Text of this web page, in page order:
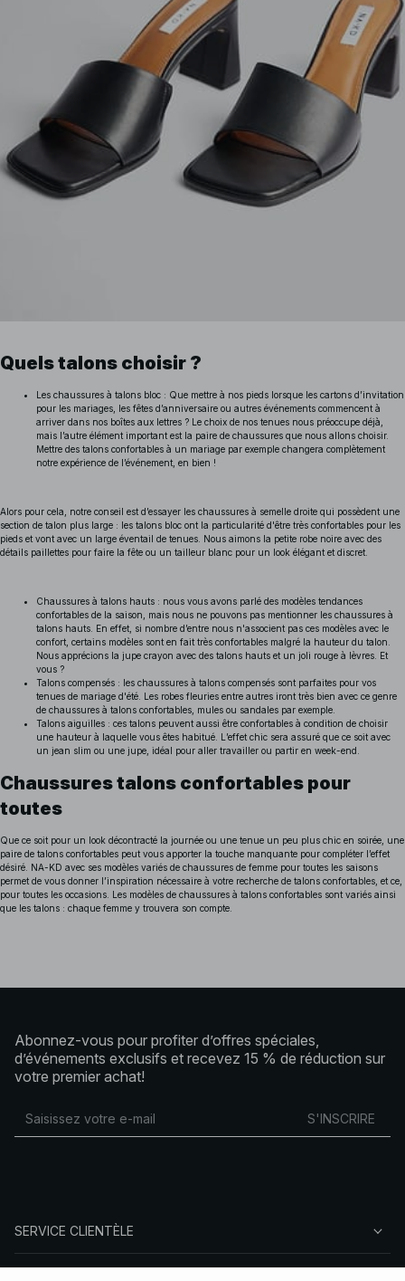
Quels talons choisir ?
Les chaussures à talons bloc : Que mettre à nos pieds lorsque les cartons d’invitation
pour les mariages, les fêtes d’anniversaire ou autres événements commencent à
arriver dans nos boîtes aux lettres ? Le choix de nos tenues nous préoccupe déjà,
mais l’autre élément important est la paire de chaussures que nous allons choisir.
Mettre des talons confortables à un mariage par exemple changera complètement
notre expérience de l’événement, en bien !
Alors pour cela, notre conseil est d’essayer les chaussures à semelle droite qui possèdent une
section de talon plus large : les talons bloc ont la particularité d'être très confortables pour les
pieds et vont avec un large éventail de tenues. Nous aimons la petite robe noire avec des
détails paillettes pour faire la fête ou un tailleur blanc pour un look élégant et discret.
Chaussures à talons hauts : nous vous avons parlé des modèles tendances
confortables de la saison, mais nous ne pouvons pas mentionner les chaussures à
talons hauts. En effet, si nombre d’entre nous n'associent pas ces modèles avec le
confort, certains modèles sont en fait très confortables malgré la hauteur du talon.
Nous apprécions la jupe crayon avec des talons hauts et un joli rouge à lèvres. Et
vous ?
Talons compensés : les chaussures à talons compensés sont parfaites pour vos
tenues de mariage d'été. Les robes fleuries entre autres iront très bien avec ce genre
de chaussures à talons confortables, mules ou sandales par exemple.
Talons aiguilles : ces talons peuvent aussi être confortables à condition de choisir
une hauteur à laquelle vous êtes habitué. L’effet chic sera assuré que ce soit avec
un jean slim ou une jupe, idéal pour aller travailler ou partir en week-end.
Chaussures talons confortables pour
toutes
Que ce soit pour un look décontracté la journée ou une tenue un peu plus chic en soirée, une
paire de talons confortables peut vous apporter la touche manquante pour compléter l’effet
désiré. NA-KD avec ses modèles variés de chaussures de femme pour toutes les saisons
permet de vous donner l’inspiration nécessaire à votre recherche de talons confortables, et ce,
pour toutes les occasions. Les modèles de chaussures à talons confortables sont variés ainsi
que les talons : chaque femme y trouvera son compte.
Abonnez-vous pour profiter d’offres spéciales,
d’événements exclusifs et recevez 15 % de réduction sur
votre premier achat!
S'INSCRIRE
SERVICE CLIENTÈLE